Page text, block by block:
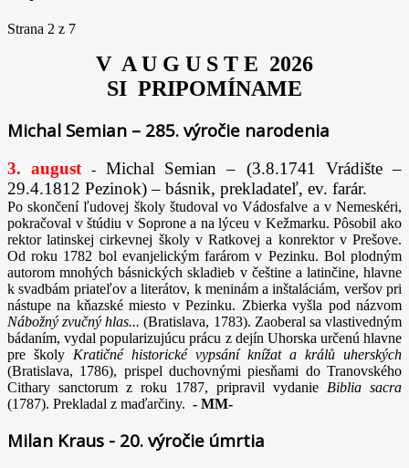
Strana 2 z 7
V A U G U S T E 2026
SI PRIPOMÍNAME
Michal Semian – 285. výročie narodenia
3. august -Michal Semian – (3.8.1741 Vrádište –
29.4.1812 Pezinok) – básnik, prekladateľ, ev. farár.
Po skončení ľudovej školy študoval vo Vádosfalve a v Nemeskéri,
pokračoval v štúdiu v Soprone a na lýceu v Kežmarku. Pôsobil ako
rektor latinskej cirkevnej školy v Ratkovej a konrektor v Prešove.
Od roku 1782 bol evanjelickým farárom v Pezinku. Bol plodným
autorom mnohých básnických skladieb v češtine a latinčine, hlavne
k svadbám priateľov a literátov, k meninám a inštaláciám, veršov pri
nástupe na kňazské miesto v Pezinku. Zbierka vyšla pod názvom
Nábožný zvučný hlas...(Bratislava, 1783). Zaoberal sa vlastivedným
bádaním, vydal popularizujúcu prácu z dejín Uhorska určenú hlavne
pre školy Kratičné historické vypsání knížat a králů uherských
(Bratislava, 1786), prispel duchovnými piesňami do Tranovského
Cithary sanctorum z roku 1787, pripravil vydanie Biblia sacra
(1787). Prekladal z maďarčiny. - MM-
Milan Kraus - 20. výročie úmrtia